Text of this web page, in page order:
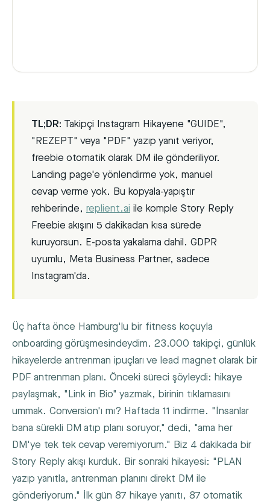
TL;DR: Takipçi Instagram Hikayene "GUIDE",
"REZEPT" veya "PDF" yazıp yanıt veriyor,
freebie otomatik olarak DM ile gönderiliyor.
Landing page'e yönlendirme yok, manuel
cevap verme yok. Bu kopyala-yapıştır
rehberinde, replient.ai ile komple Story Reply
Freebie akışını 5 dakikadan kısa sürede
kuruyorsun. E-posta yakalama dahil. GDPR
uyumlu, Meta Business Partner, sadece
Instagram'da.
Üç hafta önce Hamburg'lu bir fitness koçuyla
onboarding görüşmesindeydim. 23.000 takipçi, günlük
hikayelerde antrenman ipuçları ve lead magnet olarak bir
PDF antrenman planı. Önceki süreci şöyleydi: hikaye
paylaşmak, "Link in Bio" yazmak, birinin tıklamasını
ummak. Conversion'ı mı? Haftada 11 indirme. "İnsanlar
bana sürekli DM atıp planı soruyor," dedi, "ama her
DM'ye tek tek cevap veremiyorum." Biz 4 dakikada bir
Story Reply akışı kurduk. Bir sonraki hikayesi: "PLAN
yazıp yanıtla, antrenman planını direkt DM ile
gönderiyorum." İlk gün 87 hikaye yanıtı, 87 otomatik